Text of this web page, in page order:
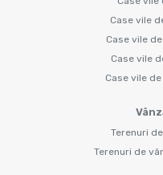
Case vile
Case vile
Case vile
Case vile
Terenuri
Terenuri de